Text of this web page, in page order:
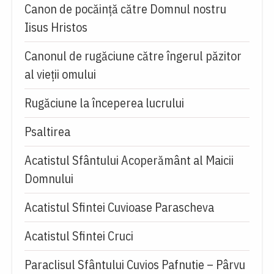
Canon de pocăință către Domnul nostru
Iisus Hristos
Canonul de rugăciune către îngerul păzitor
al vieții omului
Rugăciune la începerea lucrului
Psaltirea
Acatistul Sfântului Acoperământ al Maicii
Domnului
Acatistul Sfintei Cuvioase Parascheva
Acatistul Sfintei Cruci
Paraclisul Sfântului Cuvios Pafnutie – Pârvu